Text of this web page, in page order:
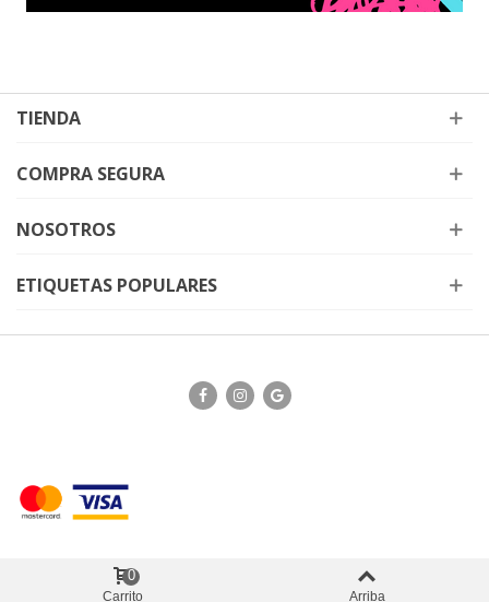
TIENDA
COMPRA SEGURA
NOSOTROS
ETIQUETAS POPULARES
Carrito
0
Arriba